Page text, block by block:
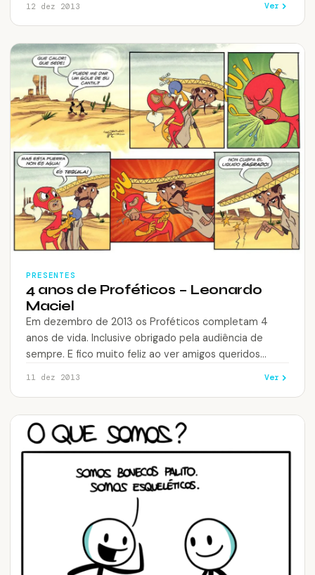
12 dez 2013 Ver
PRESENTES
4 anos de Proféticos – Leonardo
Maciel
Em dezembro de 2013 os Proféticos completam 4
anos de vida. Inclusive obrigado pela audiência de
sempre. E fico muito feliz ao ver amigos queridos
11 dez 2013 Ver